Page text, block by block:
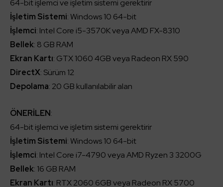
64-bit işlemci ve işletim sistemi gerektirir
İşletim Sistemi: Windows 10 64-bit
İşlemci: Intel Core i5-3570K veya AMD FX-8310
Bellek: 8 GB RAM
Ekran Kartı: GTX 1060 4GB veya Radeon RX 590
DirectX: Sürüm 12
Depolama: 20 GB kullanılabilir alan
ÖNERİLEN:
64-bit işlemci ve işletim sistemi gerektirir
İşletim Sistemi: Windows 10 64-bit
İşlemci: Intel Core i7-4790 veya AMD Ryzen 3 3200G
Bellek: 16 GB RAM
Ekran Kartı: RTX 2060 6GB veya Radeon RX 5700